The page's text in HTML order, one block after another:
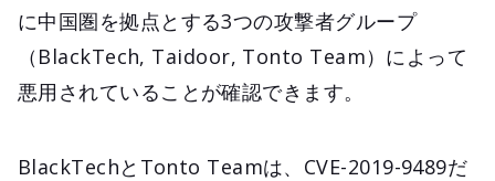
に中国圏を拠点とする3つの攻撃者グループ
（BlackTech, Taidoor, Tonto Team）によって
悪用されていることが確認できます。
BlackTechとTonto Teamは、CVE-2019-9489だ